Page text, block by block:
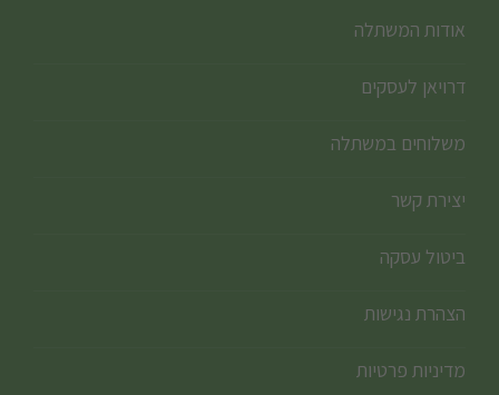
אודות המשתלה
דרויאן לעסקים
משלוחים במשתלה
יצירת קשר
ביטול עסקה
הצהרת נגישות
מדיניות פרטיות